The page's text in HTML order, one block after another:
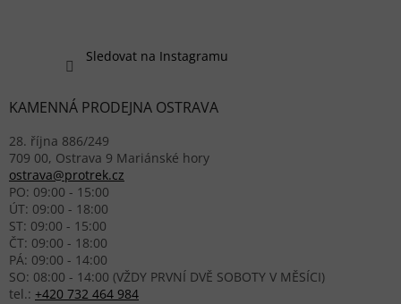
Sledovat na Instagramu
KAMENNÁ PRODEJNA OSTRAVA
28. října 886/249
709 00, Ostrava 9 Mariánské hory
ostrava@protrek.cz
PO: 09:00 - 15:00
ÚT: 09:00 - 18:00
ST: 09:00 - 15:00
ČT: 09:00 - 18:00
PÁ: 09:00 - 14:00
SO: 08:00 - 14:00 (VŽDY PRVNÍ DVĚ SOBOTY V MĚSÍCI)
tel.: +420 732 464 984